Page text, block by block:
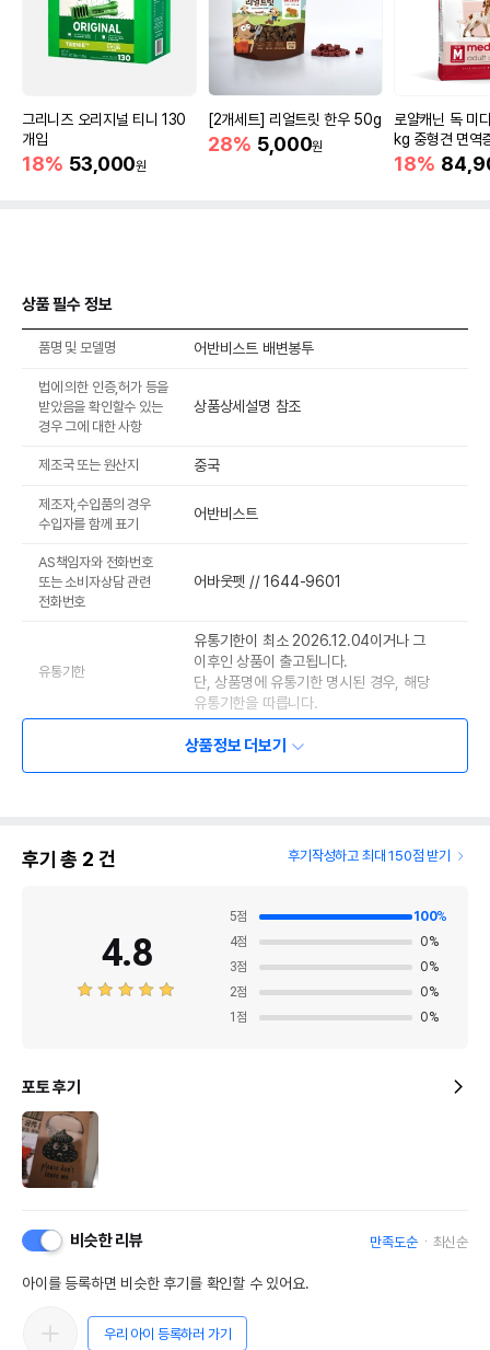
그리니즈 오리지널 티니 130
개입
18% 53,000원
[2개세트] 리얼트릿 한우 50g
28% 5,000원
로얄캐닌 독 미
kg 중형견 면역
18%
상품 필수 정보
품명 및 모델명 어반비스트 배변봉투
법에 의한 인증,허가 등을
받았음을 확인할수 있는
경우 그에 대한 사항
상품상세설명 참조
제조국 또는 원산지 중국
제조자,수입품의 경우
수입자를 함께 표기
어반비스트
AS책임자와 전화번호
또는 소비자상담 관련
전화번호
어바웃펫 // 1644-9601
유통기한
유통기한이 최소 2026.12.04이거나 그
이후인 상품이 출고됩니다.
단, 상품명에 유통기한 명시된 경우, 해당
유통기한을 따릅니다.
상품정보 더보기
후기 총 2 건 후기작성하고 최대 150점 받기
4.8
5점 100%
4점 0%
3점 0%
2점 0%
1 점 0%
포토 후기
비슷한 리뷰 만족도순 최신순
아이를 등록하면 비슷한 후기를 확인할 수 있어요.
우리 아이 등록하러 가기